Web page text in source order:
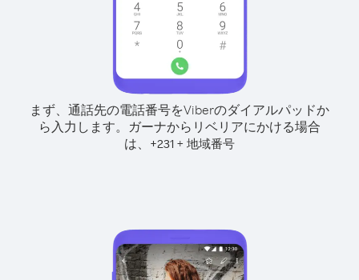
まず、通話先の電話番号をViberのダイアルパッドか
ら入力します。 ガーナからリベリアにかける場合
は、 +231 + 地域番号